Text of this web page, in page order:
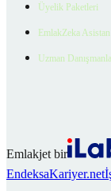
Üyelik Paketleri
EmlakZeka Asistan
Uzman
Emlakjet bir
EndeksaKariyer.net